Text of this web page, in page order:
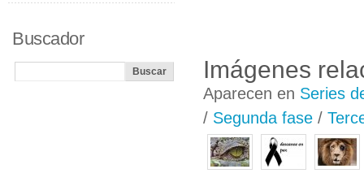
Imágenes
Aparecen en Series
/ Segunda fase /
Buscador